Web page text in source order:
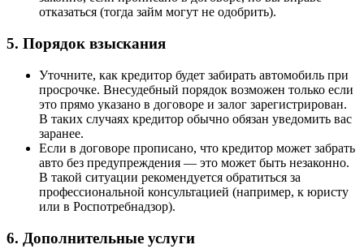
отказаться (тогда займ могут не одобрить).
5. Порядок взыскания
Уточните, как кредитор будет забирать автомобиль при
просрочке. Внесудебный порядок возможен только если
это прямо указано в договоре и залог зарегистрирован.
В таких случаях кредитор обычно обязан уведомить вас
заранее.
Если в договоре прописано, что кредитор может забрать
авто без предупреждения — это может быть незаконно.
В такой ситуации рекомендуется обратиться за
профессиональной консультацией (например, к юристу
или в Роспотребнадзор).
6. Дополнительные услуги